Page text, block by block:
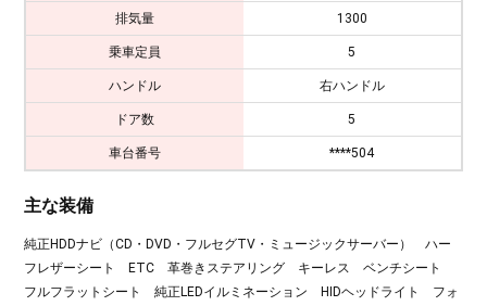
排気量 1300
乗車定員 5
ハンドル 右ハンドル
ドア数 5
車台番号 ****504
主な装備
純正HDDナビ（CD・DVD・フルセグTV・ミュージックサーバー） ハー
フレザーシート ETC 革巻きステアリング キーレス ベンチシート
フルフラットシート 純正LEDイルミネーション HIDヘッドライト フォ